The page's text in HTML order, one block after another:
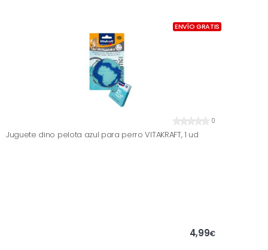
ENVÍO GRATIS
0
Juguete dino pelota azul para perro VITAKRAFT, 1 ud
4,99€